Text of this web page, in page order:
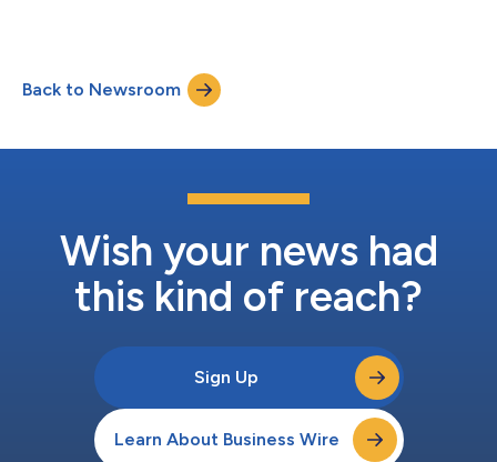
uitvoering van de lopende werkzaamheden in fase I van Triple
Bay. Deze bekendmaking is officieel geldend in de originele
brontaal. Vertalingen zijn sl...
Back to Newsroom
Wish your news had
this kind of reach?
Sign Up
Learn About Business Wire